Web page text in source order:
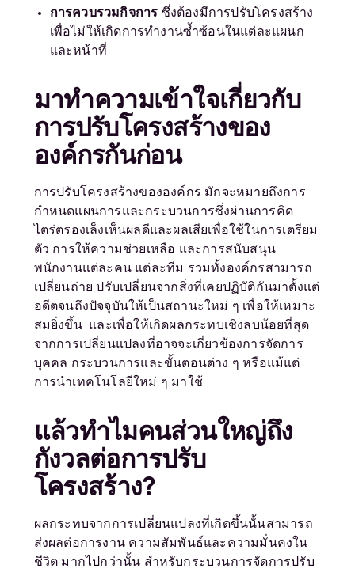
การควบรวมกิจการ ซึ่งต้องมีการปรับโครงสร้าง
เพื่อไม่ให้เกิดการทำงานซ้ำซ้อนในแต่ละแผนก
และหน้าที่
มาทำความเข้าใจเกี่ยวกับ
การปรับโครงสร้างของ
องค์กรกันก่อน
การปรับโครงสร้างขององค์กร มักจะหมายถึงการ
กำหนดแผนการและกระบวนการซึ่งผ่านการคิด
ไตร่ตรองเล็งเห็นผลดีและผลเสียเพื่อใช้ในการเตรียม
ตัว การให้ความช่วยเหลือ และการสนับสนุน
พนักงานแต่ละคน แต่ละทีม รวมทั้งองค์กรสามารถ
เปลี่ยนถ่าย ปรับเปลี่ยนจากสิ่งที่เคยปฏิบัติกันมาตั้งแต่
อดีตจนถึงปัจจุบันให้เป็นสถานะใหม่ ๆ เพื่อให้เหมาะ
สมยิ่งขึ้น และเพื่อให้เกิดผลกระทบเชิงลบน้อยที่สุด
จากการเปลี่ยนแปลงที่อาจจะเกี่ยวข้องการจัดการ
บุคคล กระบวนการและขั้นตอนต่าง ๆ หรือแม้แต่
การนำเทคโนโลยีใหม่ ๆ มาใช้
แล้วทำไมคนส่วนใหญ่ถึง
กังวลต่อการปรับ
โครงสร้าง?
ผลกระทบจากการเปลี่ยนแปลงที่เกิดขึ้นนั้นสามารถ
ส่งผลต่อการงาน ความสัมพันธ์และความมั่นคงใน
ชีวิต มากไปกว่านั้น สำหรับกระบวนการจัดการปรับ